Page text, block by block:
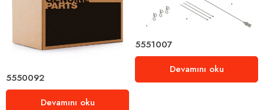
5550092
Devamını oku
5551007
Devamını oku